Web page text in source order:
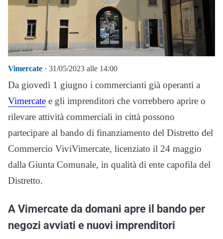
Vimercate · 31/05/2023 alle 14:00
Da giovedì 1 giugno i commercianti già operanti a
Vimercate e gli imprenditori che vorrebbero aprire o
rilevare attività commerciali in città possono
partecipare al bando di finanziamento del Distretto del
Commercio ViviVimercate, licenziato il 24 maggio
dalla Giunta Comunale, in qualità di ente capofila del
Distretto.
A Vimercate da domani apre il bando per
negozi avviati e nuovi imprenditori